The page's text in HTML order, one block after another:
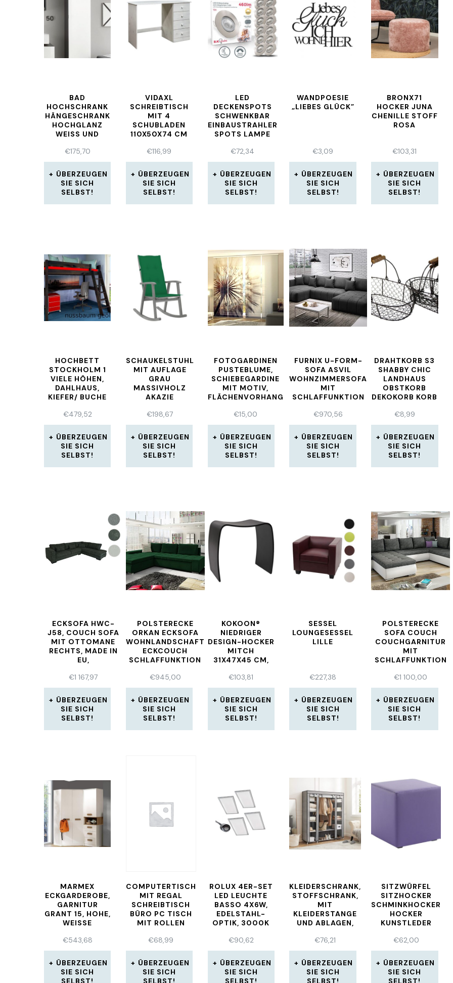
BAD
HOCHSCHRANK
HÄNGESCHRANK
HOCHGLANZ
WEISS UND
SPIEGEL INNEN
SCHRANK BEACH
€175,70
ÜBERZEUGEN
SIE SICH
SELBST!
VIDAXL
SCHREIBTISCH
MIT 4
SCHUBLADEN
110X50X74 CM
KIEFER
€116,99
ÜBERZEUGEN
SIE SICH
SELBST!
LED
DECKENSPOTS
SCHWENKBAR
EINBAUSTRAHLER
SPOTS LAMPE
IP23 12ER SET
€72,34
ÜBERZEUGEN
SIE SICH
SELBST!
WANDPOESIE
„LIEBES GLÜCK”
€3,09
ÜBERZEUGEN
SIE SICH
SELBST!
BRONX71
HOCKER JUNA
CHENILLE STOFF
ROSA
€103,31
ÜBERZEUGEN
SIE SICH
SELBST!
HOCHBETT
STOCKHOLM 1
VIELE HÖHEN,
DAHLHAUS,
KIEFER/ BUCHE
GEÖLT
€479,52
ÜBERZEUGEN
SIE SICH
SELBST!
SCHAUKELSTUHL
MIT AUFLAGE
GRAU
MASSIVHOLZ
AKAZIE
€198,67
ÜBERZEUGEN
SIE SICH
SELBST!
FOTOGARDINEN
PUSTEBLUME,
SCHIEBEGARDINE
MIT MOTIV,
FLÄCHENVORHANG
MASS
€15,00
ÜBERZEUGEN
SIE SICH
SELBST!
FURNIX U-FORM-
SOFA ASVIL
WOHNZIMMERSOFA
MIT
SCHLAFFUNKTION
EN25
€970,56
ÜBERZEUGEN
SIE SICH
SELBST!
DRAHTKORB S3
SHABBY CHIC
LANDHAUS
OBSTKORB
DEKOKORB KORB
GRÖSSEN
€8,99
ÜBERZEUGEN
SIE SICH
SELBST!
ECKSOFA HWC-
J58, COUCH SOFA
MIT OTTOMANE
RECHTS, MADE IN
EU,
€1 167,97
ÜBERZEUGEN
SIE SICH
SELBST!
POLSTERECKE
ORKAN ECKSOFA
WOHNLANDSCHAFT
ECKCOUCH
SCHLAFFUNKTION
€945,00
ÜBERZEUGEN
SIE SICH
SELBST!
KOKOON®
NIEDRIGER
DESIGN-HOCKER
MITCH
31X47X45 CM,
SCHWARZ,8 KG
€103,81
ÜBERZEUGEN
SIE SICH
SELBST!
SESSEL
LOUNGESESSEL
LILLE
€227,38
ÜBERZEUGEN
SIE SICH
SELBST!
POLSTERECKE
SOFA COUCH
COUCHGARNITUR
MIT
SCHLAFFUNKTION
WOHNLANDSCHAFT
€1 100,00
ÜBERZEUGEN
SIE SICH
SELBST!
MARMEX
ECKGARDEROBE,
GARNITUR
GRANT 15, HOHE,
WEISSE G
EN FLUR
€543,68
ÜBERZEUGEN
SIE SICH
SELBST!
COMPUTERTISCH
MIT REGAL
SCHREIBTISCH
BÜRO PC TISCH
MIT ROLLEN
€68,99
ÜBERZEUGEN
SIE SICH
SELBST!
ROLUX 4ER-SET
LED LEUCHTE
BASSO 4X6W,
EDELSTAHL-
OPTIK, 3000K
41814
€90,62
ÜBERZEUGEN
SIE SICH
SELBST!
KLEIDERSCHRANK,
STOFFSCHRANK,
MIT
KLEIDERSTANGE
UND ABLAGEN,
FÜR SCHLAFZ
€76,21
ÜBERZEUGEN
SIE SICH
SELBST!
SITZWÜRFEL
SITZHOCKER
SCHMINKHOCKER
HOCKER
KUNSTLEDER
45X42X42CM
€62,00
ÜBERZEUGEN
SIE SICH
SELBST!